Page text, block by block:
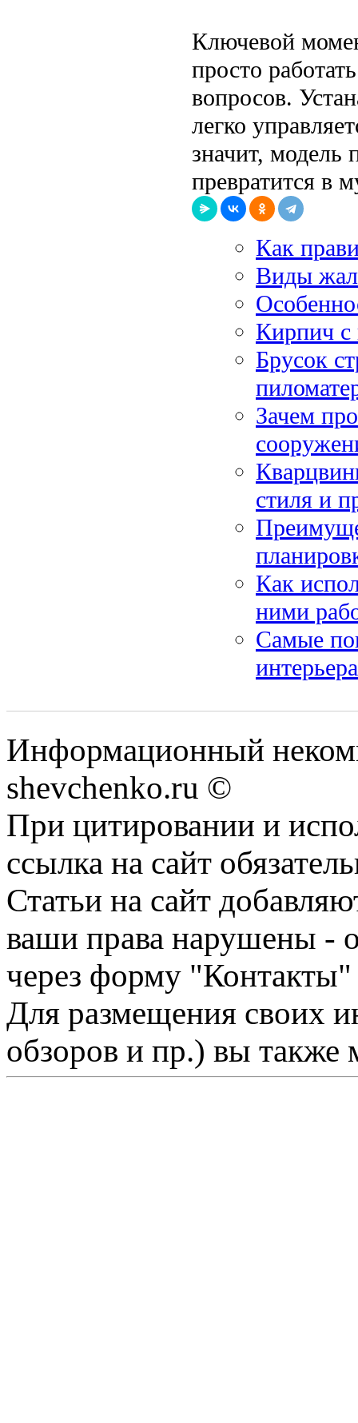
Ключевой
просто
вопросов.
легко
значит, модель
превратится в
Как
Виды
Кирпич с
Брусок
Зачем
стиля и
Как
ними
Самые
интерьера
Информационный
shevchenko.ru ©
При цитировании и
ссылка на сайт
Статьи на сайт
ваши права нарушены -
через форму "Контакты"
Для размещения своих
обзоров и пр.) вы также